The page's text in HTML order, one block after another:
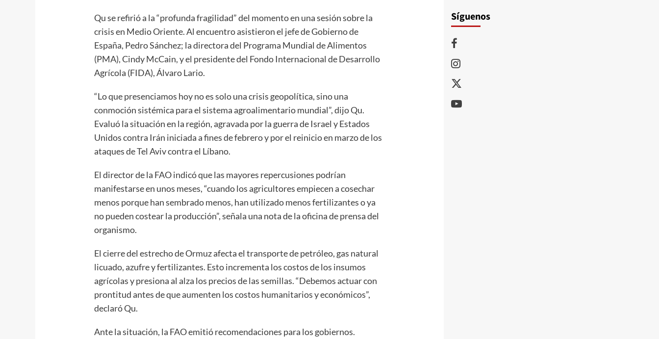
Qu se refirió a la “profunda fragilidad” del momento en una sesión sobre la
crisis en Medio Oriente. Al encuentro asistieron el jefe de Gobierno de
España, Pedro Sánchez; la directora del Programa Mundial de Alimentos
(PMA), Cindy McCain, y el presidente del Fondo Internacional de Desarrollo
Agrícola (FIDA), Álvaro Lario.
“Lo que presenciamos hoy no es solo una crisis geopolítica, sino una
conmoción sistémica para el sistema agroalimentario mundial”, dijo Qu.
Evaluó la situación en la región, agravada por la guerra de Israel y Estados
Unidos contra Irán iniciada a fines de febrero y por el reinicio en marzo de los
ataques de Tel Aviv contra el Líbano.
El director de la FAO indicó que las mayores repercusiones podrían
manifestarse en unos meses, “cuando los agricultores empiecen a cosechar
menos porque han sembrado menos, han utilizado menos fertilizantes o ya
no pueden costear la producción”, señala una nota de la oficina de prensa del
organismo.
El cierre del estrecho de Ormuz afecta el transporte de petróleo, gas natural
licuado, azufre y fertilizantes. Esto incrementa los costos de los insumos
agrícolas y presiona al alza los precios de las semillas. “Debemos actuar con
prontitud antes de que aumenten los costos humanitarios y económicos”,
declaró Qu.
Ante la situación, la FAO emitió recomendaciones para los gobiernos.
Síguenos